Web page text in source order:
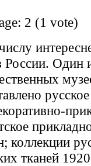
2 (1 vote)
Один
тканей